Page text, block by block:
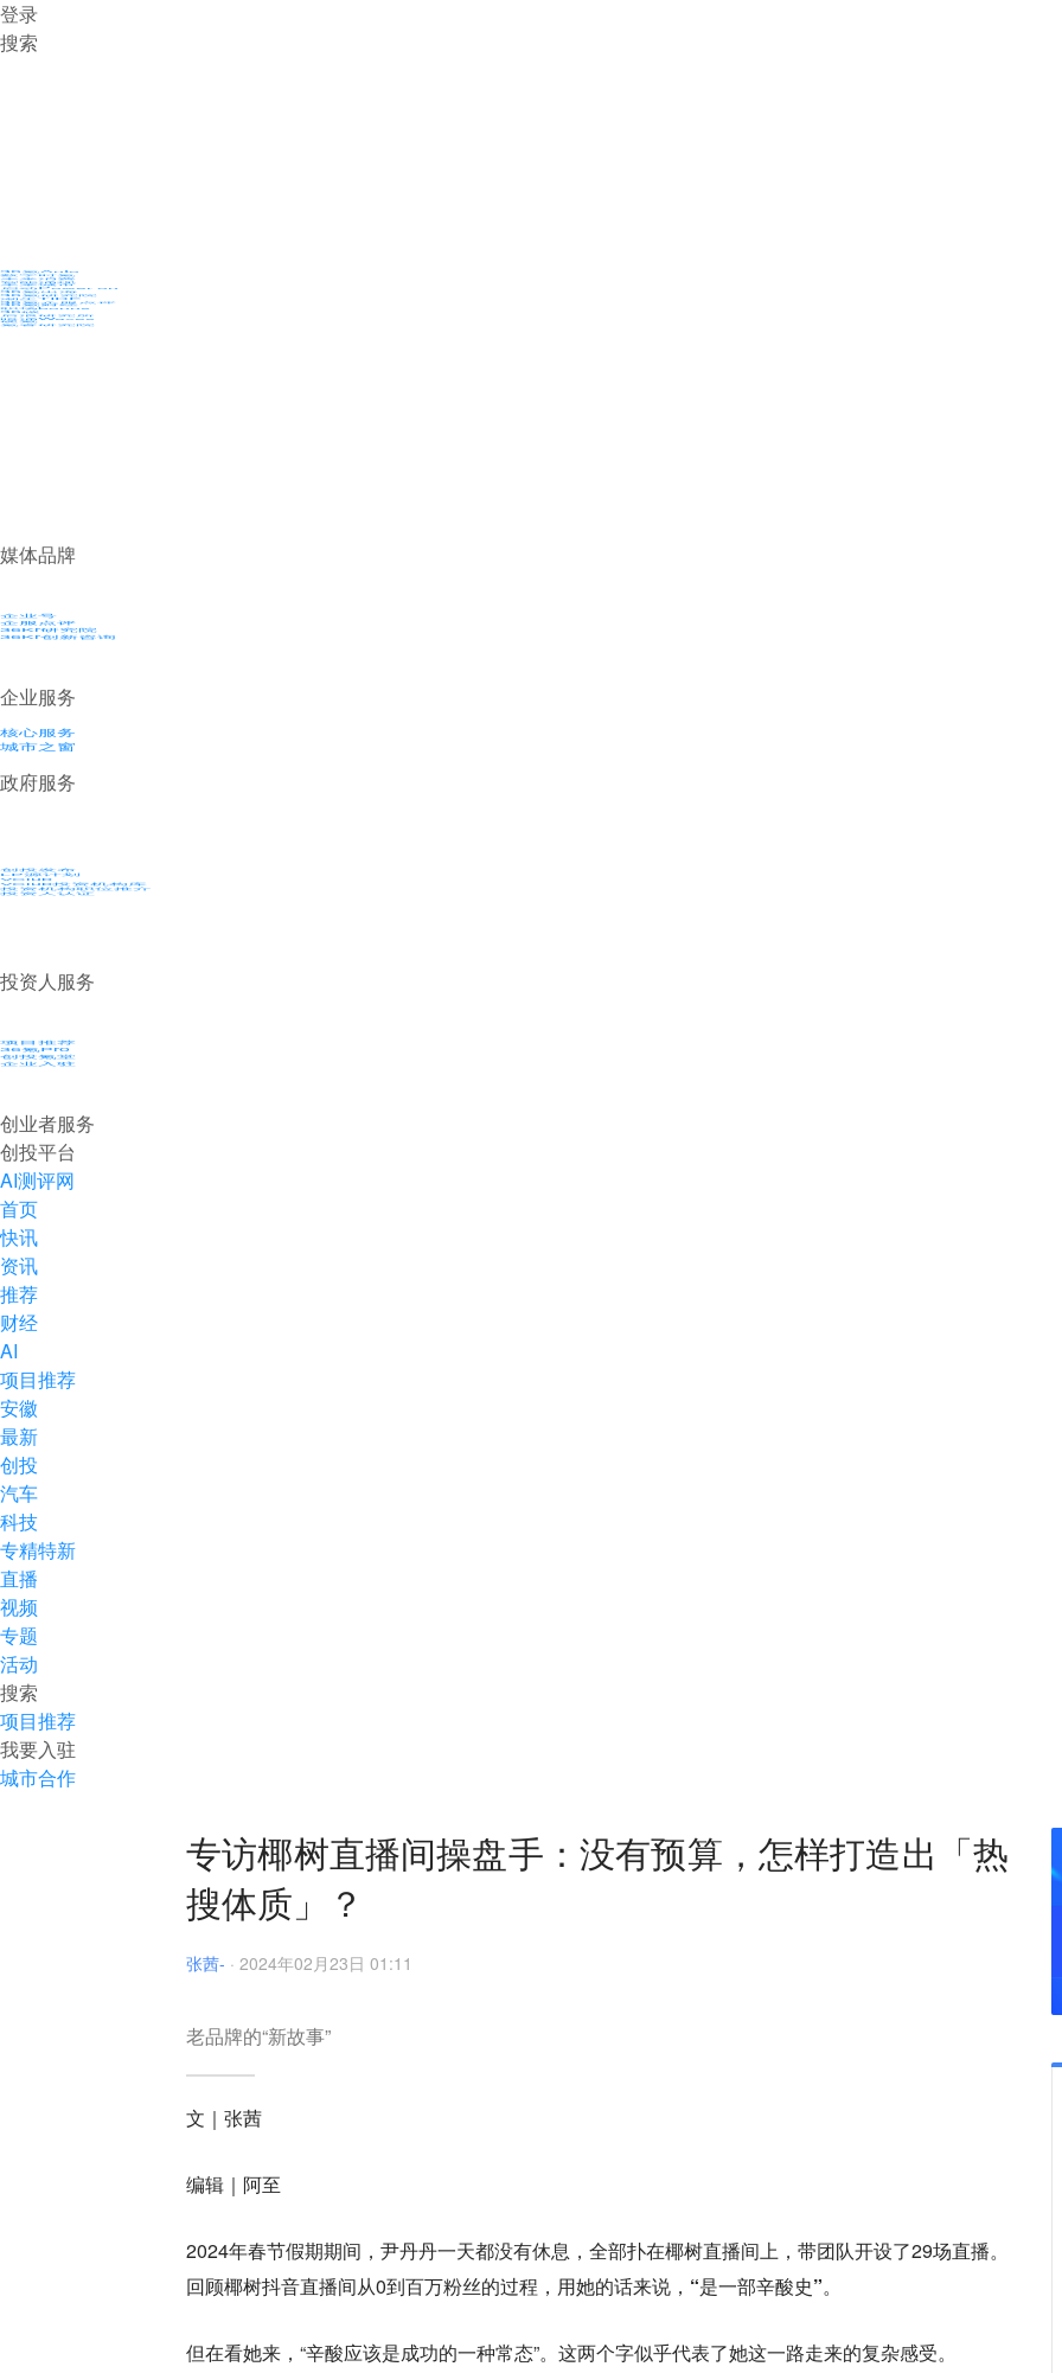
登录
搜索
36氪Auto
智能涌现
未来城市
启动Power on
36氪出海
潮生TIDE
36氪企服点评
36氪财经
职场bonus
36碳
暗涌Waves
硬氪
氪睿研究院
媒体品牌
企业号
企服点评
36Kr研究院
36Kr创新咨询
企业服务
核心服务
城市之窗
政府服务
创投发布
LP源计划
VClub
VClub投资机构库
投资机构职位推介
投资人认证
投资人服务
项目推荐
36氪Pro
创投氪堂
企业入驻
创业者服务
创投平台
AI测评网
首页
快讯
资讯
推荐
财经
AI
项目推荐
安徽
最新
创投
汽车
科技
专精特新
直播
视频
专题
活动
搜索
项目推荐
我要入驻
城市合作
专访椰树直播间操盘手：没有预算，怎样打造出「热
搜体质」？
张茜- · 2024年02月23日 01:11
老品牌的“新故事”
文｜张茜
编辑｜阿至
2024年春节假期期间，尹丹丹一天都没有休息，全部扑在椰树直播间上，带团队开设了29场直播。
回顾椰树抖音直播间从0到百万粉丝的过程，用她的话来说， “是一部辛酸史”。
但在看她来，“辛酸应该是成功的一种常态”。这两个字似乎代表了她这一路走来的复杂感受。